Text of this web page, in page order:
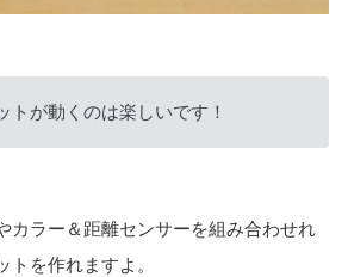
トが動くのは楽しいです！
カラー＆距離センサーを組み合わせれ
トを作れますよ。